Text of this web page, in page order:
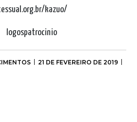
kazuo/
21 DE FEVEREIRO DE 2019